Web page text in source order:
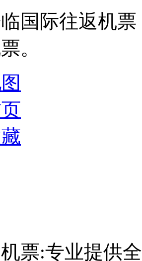
国际往返机
。
票:专业提供